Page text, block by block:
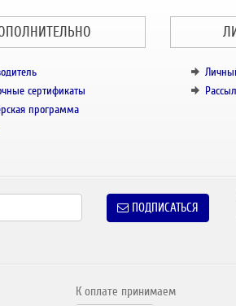
сертификаты
программа
ПОДПИСАТЬСЯ
К оплате принимаем